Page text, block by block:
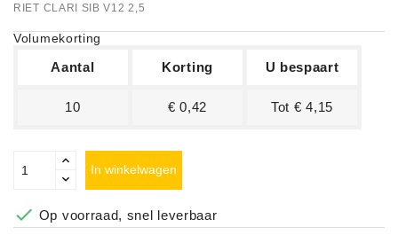
OPRUIMING
CLINICS
VERHUUR,
SERVICE
RIET CLARI SIB V12 2,5
Volumekorting
Aantal Korting U bespaart
10 € 0,42 Tot € 4,15
In winkelwagen
 Op voorraad, snel leverbaar